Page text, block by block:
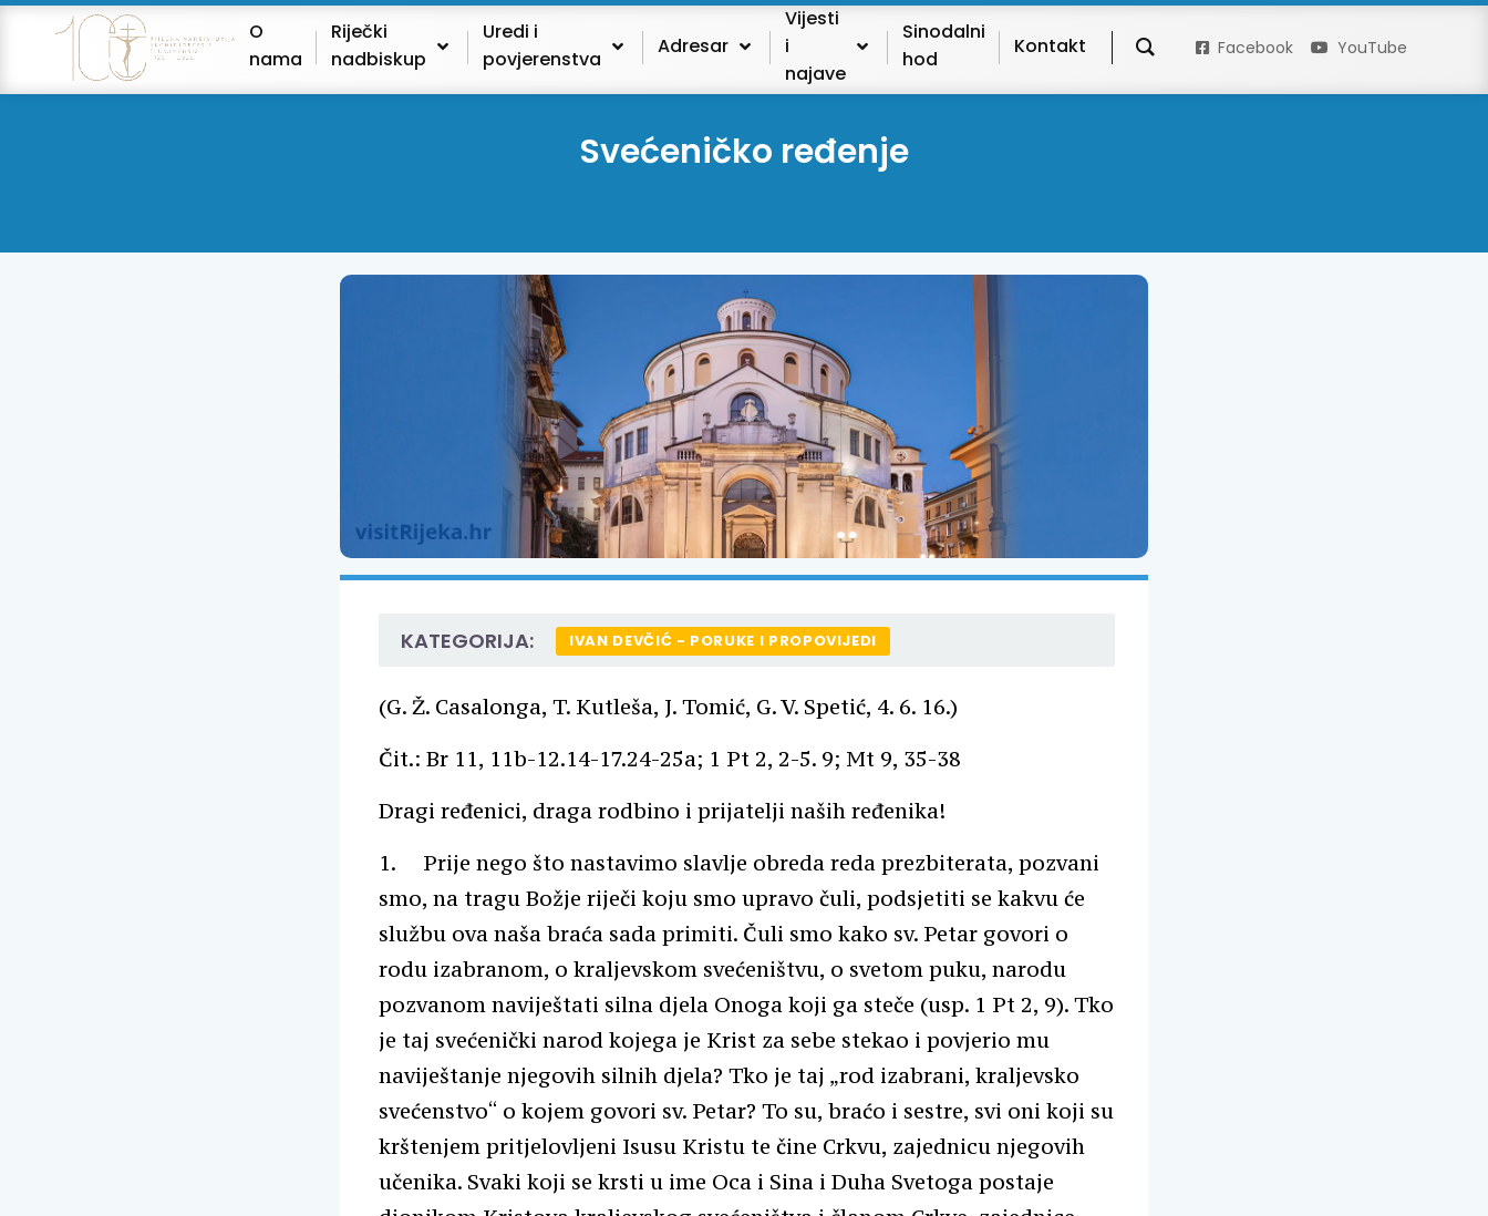
O
nama
Riječki
nadbiskup
Uredi i
povjerenstva
Adresar
Vijesti
i
najave
Sinodalni
hod
Kontakt Facebook YouTube
Svećeničko ređenje
KATEGORIJA: IVAN DEVČIĆ - PORUKE I PROPOVIJEDI
(G. Ž. Casalonga, T. Kutleša, J. Tomić, G. V. Spetić, 4. 6. 16.)
Čit.: Br 11, 11b-12.14-17.24-25a; 1 Pt 2, 2-5. 9; Mt 9, 35-38
Dragi ređenici, draga rodbino i prijatelji naših ređenika!
1. Prije nego što nastavimo slavlje obreda reda prezbiterata, pozvani
smo, na tragu Božje riječi koju smo upravo čuli, podsjetiti se kakvu će
službu ova naša braća sada primiti. Čuli smo kako sv. Petar govori o
rodu izabranom, o kraljevskom svećeništvu, o svetom puku, narodu
pozvanom naviještati silna djela Onoga koji ga steče (usp. 1 Pt 2, 9). Tko
je taj svećenički narod kojega je Krist za sebe stekao i povjerio mu
naviještanje njegovih silnih djela? Tko je taj „rod izabrani, kraljevsko
svećenstvo“ o kojem govori sv. Petar? To su, braćo i sestre, svi oni koji su
krštenjem pritjelovljeni Isusu Kristu te čine Crkvu, zajednicu njegovih
učenika. Svaki koji se krsti u ime Oca i Sina i Duha Svetoga postaje